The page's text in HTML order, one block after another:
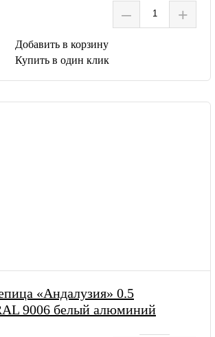
– +
Добавить в корзину
Купить в один клик
«Андалузия» 0.5
9006 белый алюминий